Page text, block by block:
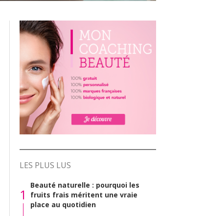
LES PLUS LUS
1
Beauté naturelle : pourquoi les
fruits frais méritent une vraie
place au quotidien